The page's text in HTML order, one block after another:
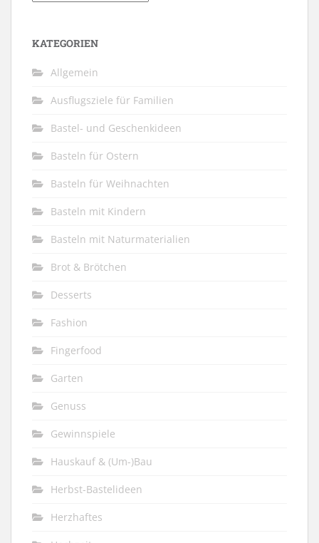
KATEGORIEN
Allgemein
Ausflugsziele für Familien
Bastel- und Geschenkideen
Basteln für Ostern
Basteln für Weihnachten
Basteln mit Kindern
Basteln mit Naturmaterialien
Brot & Brötchen
Desserts
Fashion
Fingerfood
Garten
Genuss
Gewinnspiele
Hauskauf & (Um-)Bau
Herbst-Bastelideen
Herzhaftes